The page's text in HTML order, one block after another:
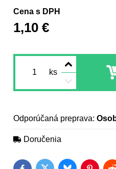
Cena s DPH
1,10 €
ks
Doručenia